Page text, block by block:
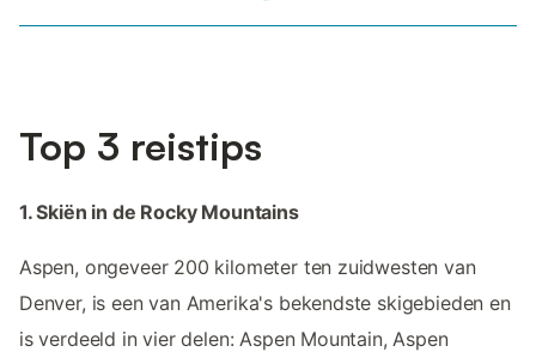
Top 3 reistips
1. Skiën in de Rocky Mountains
Aspen, ongeveer 200 kilometer ten zuidwesten van
Denver, is een van Amerika's bekendste skigebieden en
is verdeeld in vier delen: Aspen Mountain, Aspen